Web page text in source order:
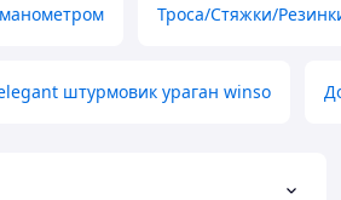
Троса/Стяжки/
штурмовик ураган winso